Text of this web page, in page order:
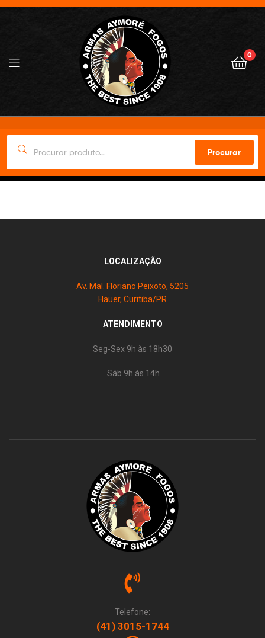
0
Procurar
LOCALIZAÇÃO
Av. Mal. Floriano Peixoto, 5205
Hauer, Curitiba/PR
ATENDIMENTO
Seg-Sex 9h às 18h30
Sáb 9h às 14h
Telefone:
(41) 3015-1744